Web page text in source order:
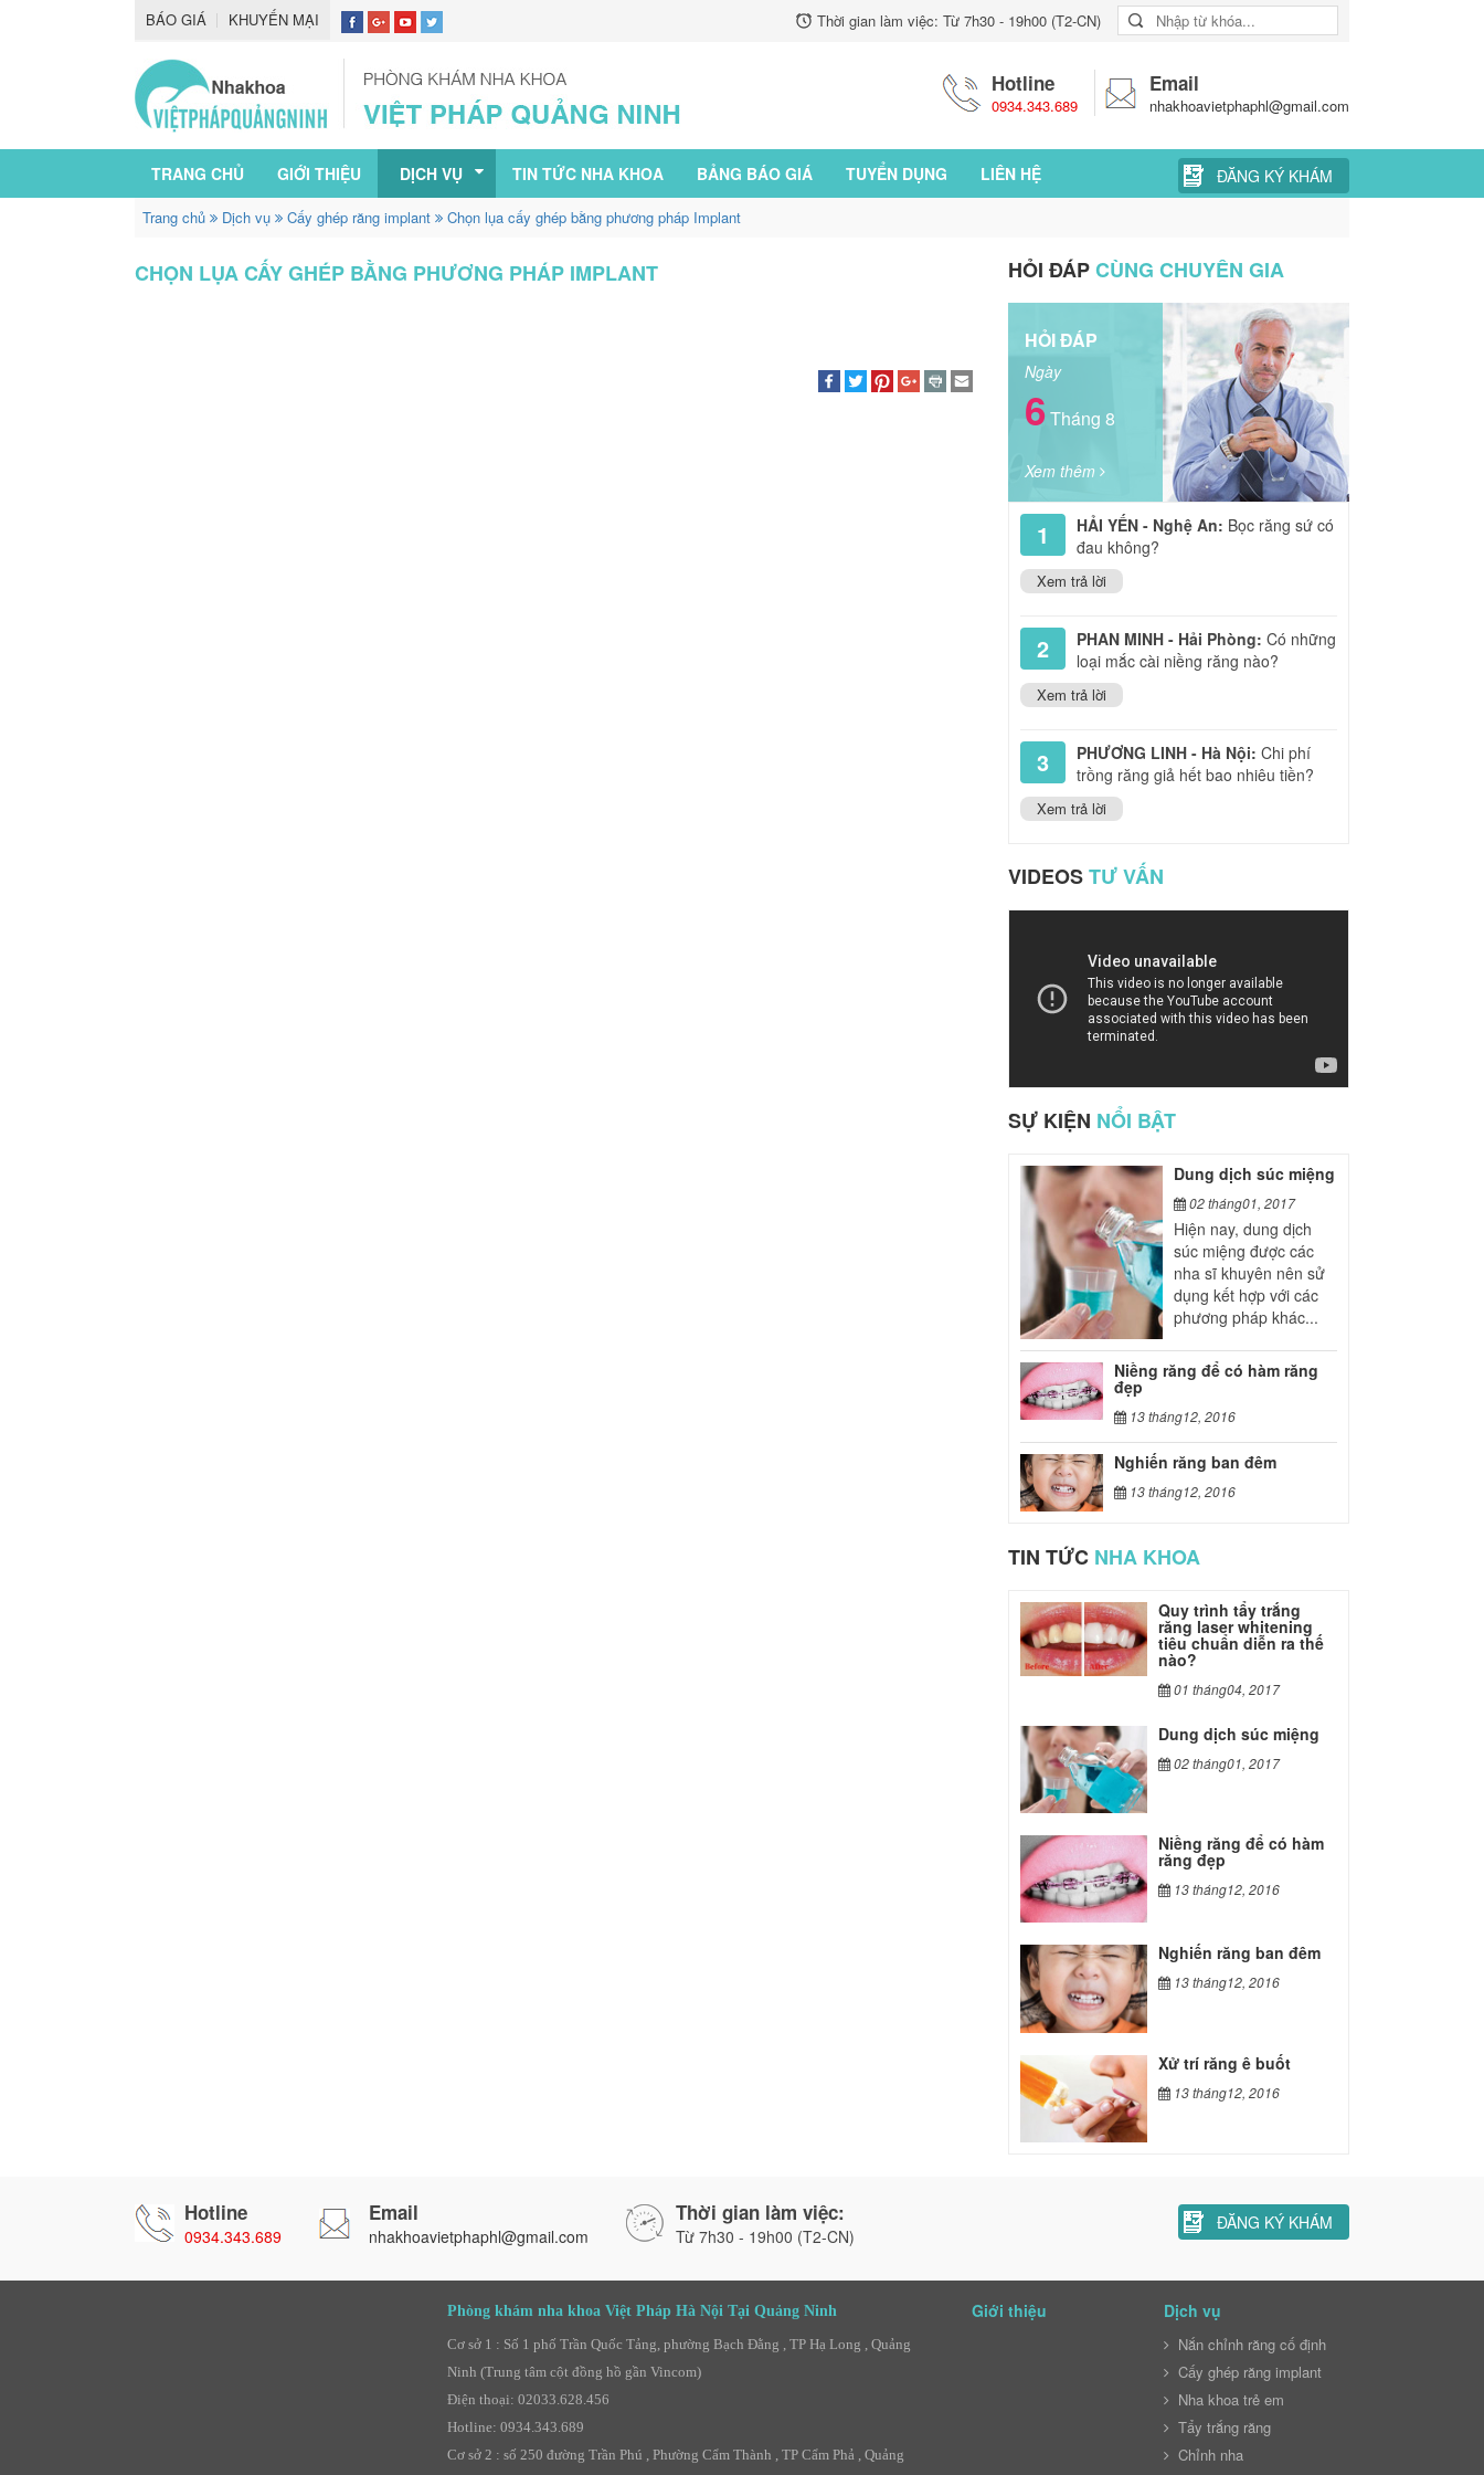
BÁO GIÁ KHUYẾN MẠI Thời gian làm việc: Từ 7h30 - 19h00 (T2-CN)
Hotline
0934.343.689
Email
nhakhoavietphaphl@gmail.com
TRANG CHỦ GIỚI THIỆU DỊCH VỤ TIN TỨC NHA KHOA BẢNG BÁO GIÁ TUYỂN DỤNG LIÊN HỆ ĐĂNG KÝ KHÁM
Trang chủ Dịch vụ Cấy ghép răng implant Chọn lụa cấy ghép bằng phương pháp Implant
CHỌN LỤA CẤY GHÉP BẰNG PHƯƠNG PHÁP IMPLANT HỎI ĐÁPCÙNG CHUYÊN GIA
HỎI ĐÁP
Ngày
6Tháng 8
Xem thêm
1 HẢI YẾN - Nghệ An: Bọc răng sứ có
đau không?
Xem trả lời
2 PHAN MINH - Hải Phòng: Có những
loại mắc cài niềng răng nào?
Xem trả lời
3 PHƯƠNG LINH - Hà Nội: Chi phí
trồng răng giả hết bao nhiêu tiền?
Xem trả lời
VIDEOSTƯ VẤN
SỰ KIỆN NỔI BẬT
Dung dịch súc miệng
02 tháng01, 2017
Hiện nay, dung dịch
súc miệng được các
nha sĩ khuyên nên sử
dụng kết hợp với các
phương pháp khác...
Niềng răng để có hàm răng
đẹp
13 tháng12, 2016
Nghiến răng ban đêm
13 tháng12, 2016
TIN TỨC NHA KHOA
Quy trình tẩy trắng
răng laser whitening
tiêu chuẩn diễn ra thế
nào?
01 tháng04, 2017
Dung dịch súc miệng
02 tháng01, 2017
Niềng răng để có hàm
răng đẹp
13 tháng12, 2016
Nghiến răng ban đêm
13 tháng12, 2016
Xử trí răng ê buốt
13 tháng12, 2016
Hotline
0934.343.689
Email
nhakhoavietphaphl@gmail.com
Thời gian làm việc:
Từ 7h30 - 19h00 (T2-CN)
ĐĂNG KÝ KHÁM
Giới thiệu Dịch vụ
Nắn chỉnh răng cố định
Cấy ghép răng implant
Nha khoa trẻ em
Tẩy trắng răng
Chỉnh nha
Phòng khám nha khoa Việt Pháp Hà Nội Tại Quảng Ninh
Cơ sở 1 : Số 1 phố Trần Quốc Tảng, phường Bạch Đằng , TP Hạ Long , Quảng
Ninh (Trung tâm cột đồng hồ gần Vincom)
Điện thoại: 02033.628.456
Hotline: 0934.343.689
Cơ sở 2 : số 250 đường Trần Phú , Phường Cẩm Thành , TP Cẩm Phả , Quảng